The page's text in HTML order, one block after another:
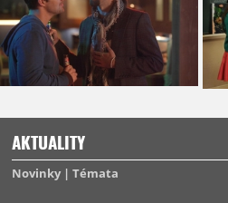
AKTUALITY
Novinky Témata